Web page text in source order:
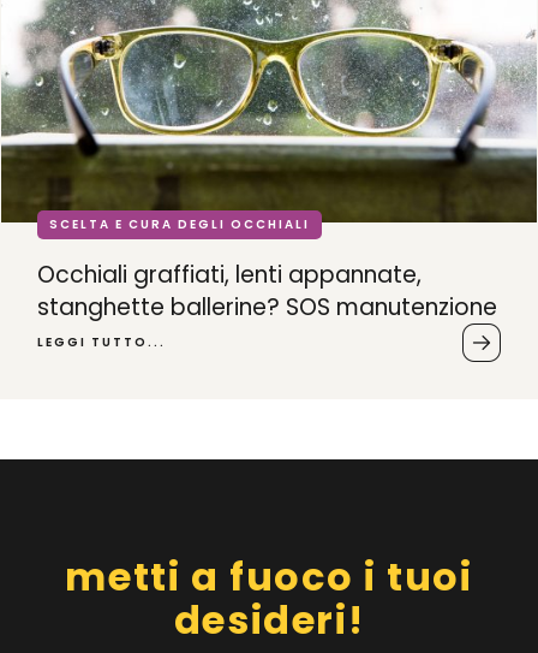
SCELTA E CURA DEGLI OCCHIALI
Occhiali graffiati, lenti appannate,
stanghette ballerine? SOS manutenzione
LEGGI TUTTO...
metti a fuoco i tuoi
desideri!